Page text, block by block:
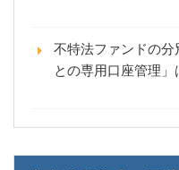
不特法ファンドの
との専用口座管理